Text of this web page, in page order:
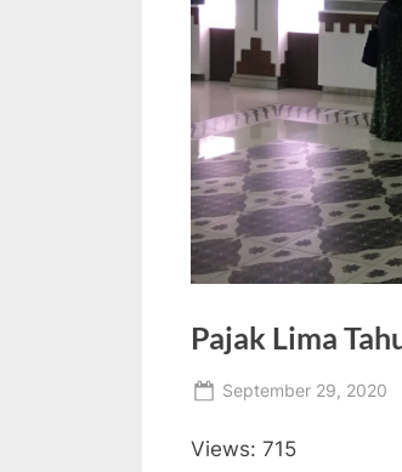
Pajak Lima
Posted
September 29, 2020
Views: 715